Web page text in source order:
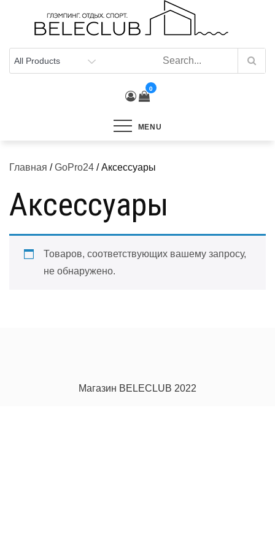
0
MENU
Главная /GoPro24 / Аксессуары
Аксессуары
Товаров, соответствующих вашему запросу,
не обнаружено.
Магазин BELECLUB 2022